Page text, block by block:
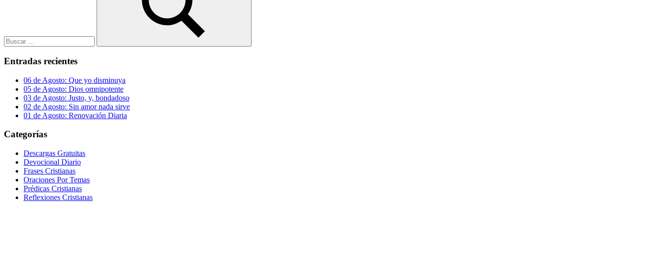
Buscar
Entradas recientes
06 de Agosto: Que yo disminuya
05 de Agosto: Dios omnipotente
03 de Agosto: Justo, y, bondadoso
02 de Agosto: Sin amor nada sirve
01 de Agosto: Renovación Diaria
Categorías
Descargas Gratuitas
Devocional Diario
Frases Cristianas
Oraciones Por Temas
Prédicas Cristianas
Reflexiones Cristianas